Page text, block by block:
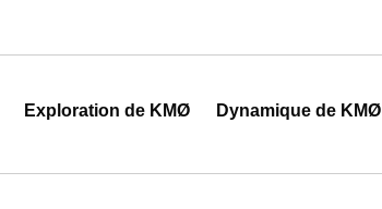
Exploration de KMØ Dynamique de KMØ